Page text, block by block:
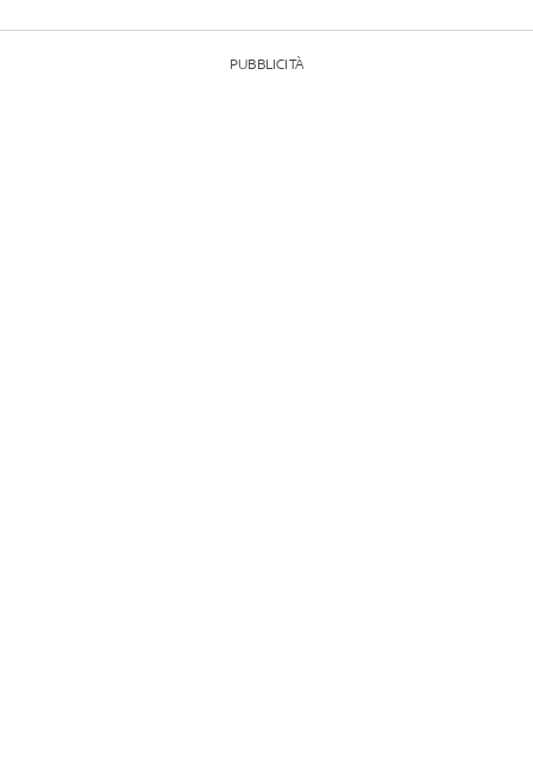
PUBBLICITÀ